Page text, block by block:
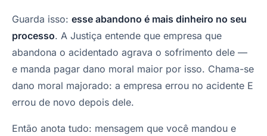
Guarda isso: esse abandono é mais dinheiro no seu
processo. A Justiça entende que empresa que
abandona o acidentado agrava o sofrimento dele —
e manda pagar dano moral maior por isso. Chama-se
dano moral majorado: a empresa errou no acidente E
errou de novo depois dele.
Então anota tudo: mensagem que você mandou e